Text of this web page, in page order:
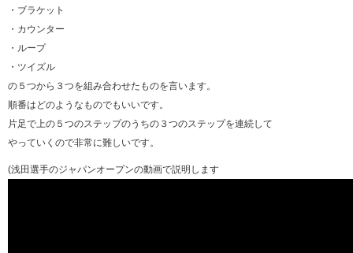
・ブラケット
・カウンター
・ループ
・ツイズル
の５つから３つを組み合わせたものを言います。
順番はどのようなものでもいいです。
片足で上の５つのステップのうちの３つのステップを連続して
やっていくので非常に難しいです。
(浅田選手のジャパンオープンの動画で説明します